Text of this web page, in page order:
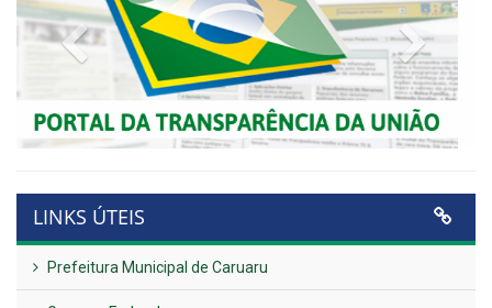
Previous Next
LINKS ÚTEIS
Prefeitura Municipal de Caruaru